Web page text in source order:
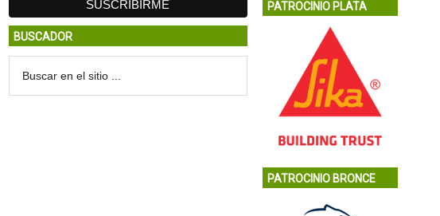
BUSCADOR
PATROCINIO PLATA
PATROCINIO BRONCE